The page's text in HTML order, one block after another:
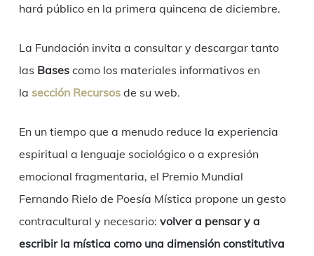
hará público en la primera quincena de diciembre.
La Fundación invita a consultar y descargar tanto
las Basescomo los materiales informativos en
la sección Recursos de su web.
En un tiempo que a menudo reduce la experiencia
espiritual a lenguaje sociológico o a expresión
emocional fragmentaria, el Premio Mundial
Fernando Rielo de Poesía Mística propone un gesto
contracultural y necesario: volver a pensar y a
escribir la mística como una dimensión constitutiva